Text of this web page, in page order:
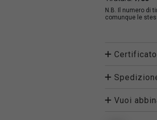
N.B. Il numero di
comunque le
Vuoi